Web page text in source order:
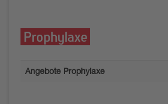
Prophylaxe
Angebote Prophylaxe